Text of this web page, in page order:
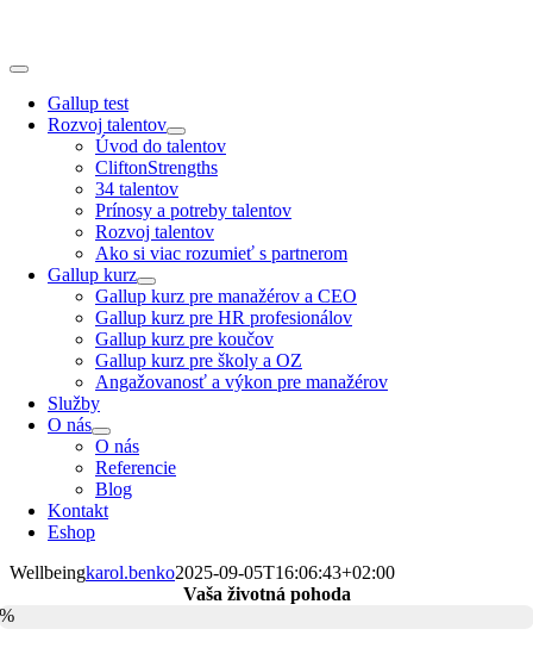
content
Toggle
Navigation
Gallup test
Rozvoj talentov
Úvod do talentov
CliftonStrengths
34 talentov
Prínosy a potreby talentov
Rozvoj talentov
Ako si viac rozumieť s partnerom
Gallup kurz
Gallup kurz pre manažérov a CEO
Gallup kurz pre HR profesionálov
Gallup kurz pre koučov
Gallup kurz pre školy a OZ
Angažovanosť a výkon pre manažérov
Služby
O nás
O nás
Referencie
Blog
Kontakt
Eshop
Wellbeingkarol.benko2025-09-05T16:06:43+02:00
Vaša životná pohoda
%